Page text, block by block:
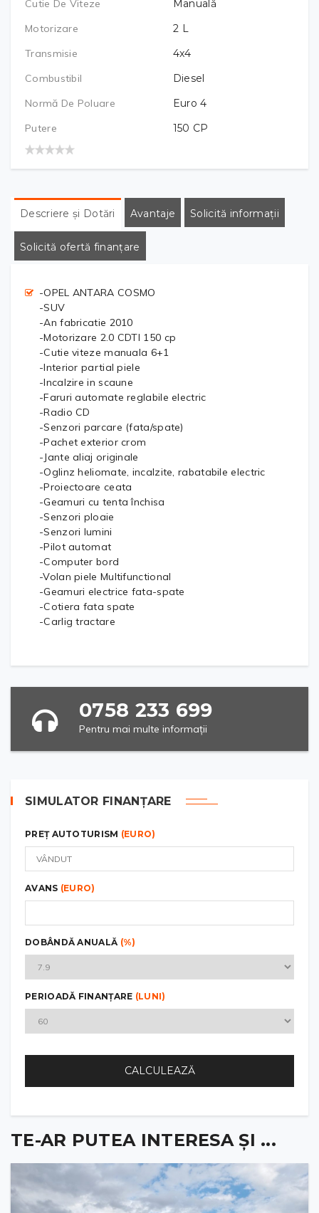
Cutie De Viteze
Manuală
Motorizare
2 L
Transmisie
4x4
Combustibil
Diesel
Normă De Poluare
Euro 4
Putere
150 CP
Descriere și Dotări Avantaje Solicită informații
Solicită ofertă finanțare
-OPEL ANTARA COSMO
-SUV
-An fabricatie 2010
-Motorizare 2.0 CDTI 150 cp
-Cutie viteze manuala 6+1
-Interior partial piele
-Incalzire in scaune
-Faruri automate reglabile electric
-Radio CD
-Senzori parcare (fata/spate)
-Pachet exterior crom
-Jante aliaj originale
-Oglinz heliomate, incalzite, rabatabile electric
-Proiectoare ceata
-Geamuri cu tenta închisa
-Senzori ploaie
-Senzori lumini
-Pilot automat
-Computer bord
-Volan piele Multifunctional
-Geamuri electrice fata-spate
-Cotiera fata spate
-Carlig tractare
0758 233 699
Pentru mai multe informații
SIMULATOR FINANȚARE
PREȚ AUTOTURISM (EURO)
AVANS (EURO)
DOBÂNDĂ ANUALĂ (%)
PERIOADĂ FINANȚARE (LUNI)
CALCULEAZĂ
TE-AR PUTEA INTERESA ȘI ...